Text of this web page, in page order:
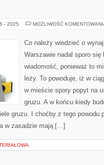
- 2025 MOŻLIWOŚĆ
Co należy wiedzieć o
Warszawie nadal sporo się
wiadomość, ponieważ to
leży. To powoduje, iż w
w mieście spory popyt na
gruzu. A w końcu kiedy
gruzu. I choćby z tego powodu
w zasadzie mają […]